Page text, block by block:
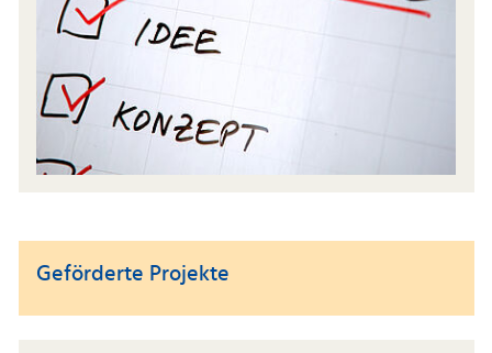
Geförderte Projekte